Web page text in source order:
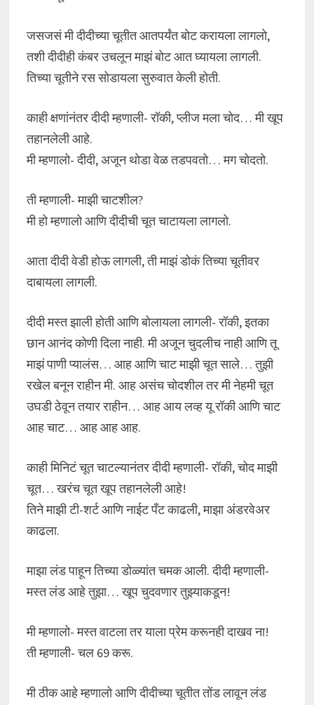
जसजसं मी दीदीच्या चूतीत आतपर्यंत बोट करायला लागलो,
तशी दीदीही कंबर उचलून माझं बोट आत घ्यायला लागली.
तिच्या चूतीने रस सोडायला सुरुवात केली होती.
काही क्षणांनंतर दीदी म्हणाली- रॉकी, प्लीज मला चोद… मी खूप
तहानलेली आहे.
मी म्हणालो- दीदी, अजून थोडा वेळ तडपवतो… मग चोदतो.
ती म्हणाली- माझी चाटशील?
मी हो म्हणालो आणि दीदीची चूत चाटायला लागलो.
आता दीदी वेडी होऊ लागली, ती माझं डोकं तिच्या चूतीवर
दाबायला लागली.
दीदी मस्त झाली होती आणि बोलायला लागली- रॉकी, इतका
छान आनंद कोणी दिला नाही. मी अजून चुदलीच नाही आणि तू
माझं पाणी प्यालंस… आह आणि चाट माझी चूत साले… तुझी
रखेल बनून राहीन मी. आह असंच चोदशील तर मी नेहमी चूत
उघडी ठेवून तयार राहीन… आह आय लव्ह यू रॉकी आणि चाट
आह चाट… आह आह आह.
काही मिनिटं चूत चाटल्यानंतर दीदी म्हणाली- रॉकी, चोद माझी
चूत… खरंच चूत खूप तहानलेली आहे!
तिने माझी टी-शर्ट आणि नाईट पँट काढली, माझा अंडरवेअर
काढला.
माझा लंड पाहून तिच्या डोळ्यांत चमक आली. दीदी म्हणाली-
मस्त लंड आहे तुझा… खूप चुदवणार तुझ्याकडून!
मी म्हणालो- मस्त वाटला तर याला प्रेम करूनही दाखव ना!
ती म्हणाली- चल 69 करू.
मी ठीक आहे म्हणालो आणि दीदीच्या चूतीत तोंड लावून लंड